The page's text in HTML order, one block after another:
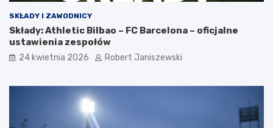
SKŁADY I ZAWODNICY
Składy: Athletic Bilbao – FC Barcelona – oficjalne
ustawienia zespołów
24 kwietnia 2026 Robert Janiszewski